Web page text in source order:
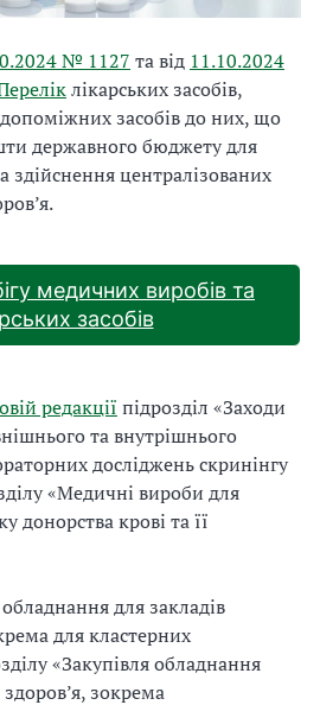
№ 1127 та від 11.10.2024
лікарських засобів,
засобів до них, що
державного бюджету для
централізованих
медичних виробів та
засобів
редакції підрозділ «Заходи
та внутрішнього
досліджень скринінгу
«Медичні вироби для
донорства крові та її
для закладів
для кластерних
«Закупівля обладнання
зокрема